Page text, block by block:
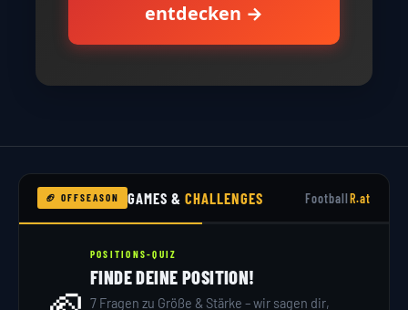
entdecken →
🏈 OFFSEASON GAMES &CHALLENGES FootballR.at
POSITIONS-QUIZ
FINDE DEINE POSITION!
7 Fragen zu Größe & Stärke – wir sagen dir,